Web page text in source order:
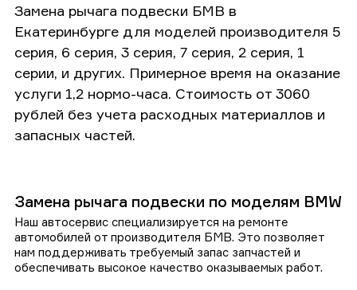
Замена рычага подвески БМВ в
Екатеринбурге для моделей производителя 5
серия, 6 серия, 3 серия, 7 серия, 2 серия, 1
серии, и других. Примерное время на оказание
услуги 1,2 нормо-часа. Стоимость от 3060
рублей без учета расходных материаллов и
запасных частей.
Замена рычага подвески по моделям BMW
Наш автосервис специализируется на ремонте
автомобилей от производителя БМВ. Это позволяет
нам поддерживать требуемый запас запчастей и
обеспечивать высокое качество оказываемых работ.